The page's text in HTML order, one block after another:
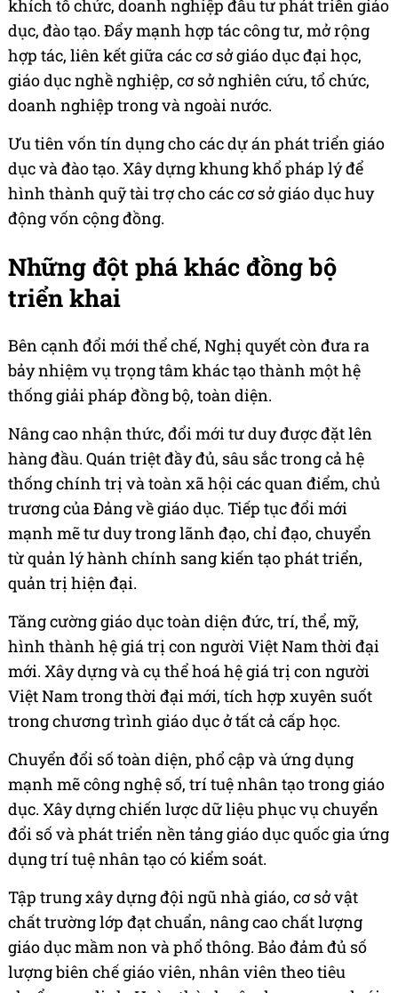
khích tổ chức, doanh nghiệp đầu tư phát triển giáo
dục, đào tạo. Đẩy mạnh hợp tác công tư, mở rộng
hợp tác, liên kết giữa các cơ sở giáo dục đại học,
giáo dục nghề nghiệp, cơ sở nghiên cứu, tổ chức,
doanh nghiệp trong và ngoài nước.
Ưu tiên vốn tín dụng cho các dự án phát triển giáo
dục và đào tạo. Xây dựng khung khổ pháp lý để
hình thành quỹ tài trợ cho các cơ sở giáo dục huy
động vốn cộng đồng.
Những đột phá khác đồng bộ
triển khai
Bên cạnh đổi mới thể chế, Nghị quyết còn đưa ra
bảy nhiệm vụ trọng tâm khác tạo thành một hệ
thống giải pháp đồng bộ, toàn diện.
Nâng cao nhận thức, đổi mới tư duy được đặt lên
hàng đầu. Quán triệt đầy đủ, sâu sắc trong cả hệ
thống chính trị và toàn xã hội các quan điểm, chủ
trương của Đảng về giáo dục. Tiếp tục đổi mới
mạnh mẽ tư duy trong lãnh đạo, chỉ đạo, chuyển
từ quản lý hành chính sang kiến tạo phát triển,
quản trị hiện đại.
Tăng cường giáo dục toàn diện đức, trí, thể, mỹ,
hình thành hệ giá trị con người Việt Nam thời đại
mới. Xây dựng và cụ thể hoá hệ giá trị con người
Việt Nam trong thời đại mới, tích hợp xuyên suốt
trong chương trình giáo dục ở tất cả cấp học.
Chuyển đổi số toàn diện, phổ cập và ứng dụng
mạnh mẽ công nghệ số, trí tuệ nhân tạo trong giáo
dục. Xây dựng chiến lược dữ liệu phục vụ chuyển
đổi số và phát triển nền tảng giáo dục quốc gia ứng
dụng trí tuệ nhân tạo có kiểm soát.
Tập trung xây dựng đội ngũ nhà giáo, cơ sở vật
chất trường lớp đạt chuẩn, nâng cao chất lượng
giáo dục mầm non và phổ thông. Bảo đảm đủ số
lượng biên chế giáo viên, nhân viên theo tiêu